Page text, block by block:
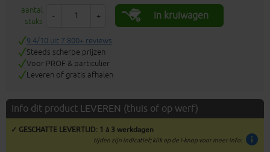
aantal
stuks
- + In kruiwagen
9.4/10 uit 7.800+ reviews
Steeds scherpe prijzen
Voor PROF & particulier
Leveren of gratis afhalen
Info dit product LEVEREN (thuis of op werf)
✓ GESCHATTE LEVERTIJD: 1 à 3 werkdagen
info
tijden zijn indicatief; klik op de i-knop voor meer info: